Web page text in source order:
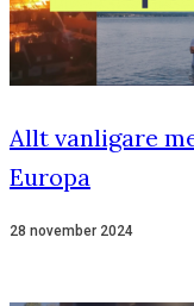
Allt vanligare
Europa
28 november 2024